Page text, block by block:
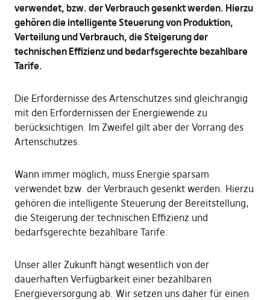
verwendet, bzw. der Verbrauch gesenkt werden. Hierzu
gehören die intelligente Steuerung von Produktion,
Verteilung und Verbrauch, die Steigerung der
technischen Effizienz und bedarfsgerechte bezahlbare
Tarife.
Die Erfordernisse des Artenschutzes sind gleichrangig
mit den Erfordernissen der Energiewende zu
berücksichtigen. Im Zweifel gilt aber der Vorrang des
Artenschutzes.
Wann immer möglich, muss Energie sparsam
verwendet bzw. der Verbrauch gesenkt werden. Hierzu
gehören die intelligente Steuerung der Bereitstellung,
die Steigerung der technischen Effizienz und
bedarfsgerechte bezahlbare Tarife.
Unser aller Zukunft hängt wesentlich von der
dauerhaften Verfügbarkeit einer bezahlbaren
Energieversorgung ab. Wir setzen uns daher für einen